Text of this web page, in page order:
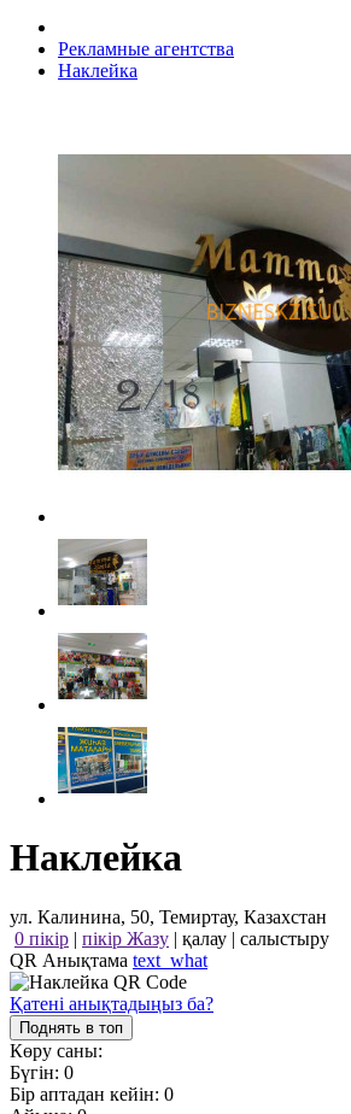
Рекламные агентства
Наклейка
Наклейка
ул. Калинина, 50, Темиртау, Казахстан
0 пікір | пікір Жазу | қалау | салыстыру
QR Анықтама text_what
Қатені анықтадыңыз ба?
Поднять в топ
Көру саны:
Бүгін: 0
Бір аптадан кейін: 0